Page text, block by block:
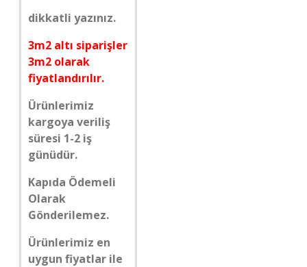
dikkatli yazınız.
3m2 altı siparişler
3m2 olarak
fiyatlandırılır.
Ürünlerimiz
kargoya veriliş
süresi 1-2 iş
günüdür.
Kapıda Ödemeli
Olarak
Gönderilemez.
Ürünlerimiz en
uygun fiyatlar ile